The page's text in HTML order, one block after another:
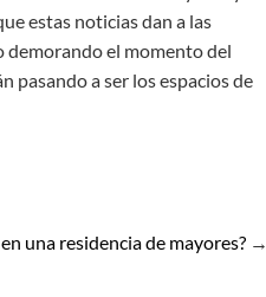
estas noticias dan a las
demorando el momento del
pasando a ser los espacios de
una residencia de mayores? →